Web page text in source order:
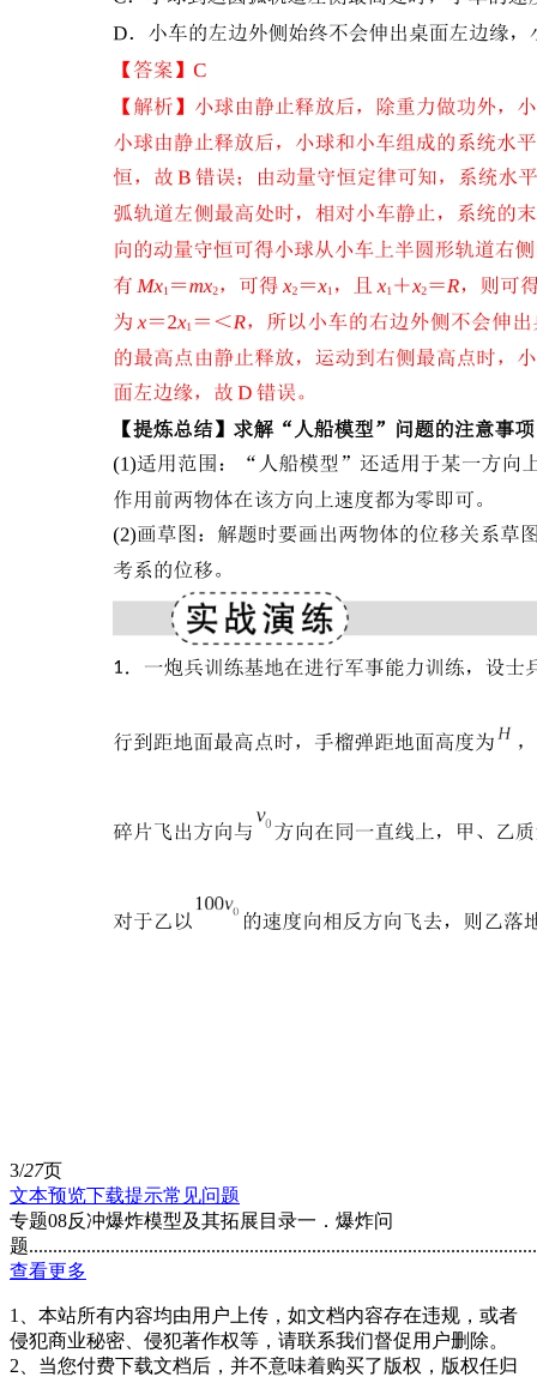
3/27页
文本预览下载提示常见问题
专题08反冲爆炸模型及其拓展目录一．爆炸问
题
查看更多
1、本站所有内容均由用户上传，如文档内容存在违规，或者
侵犯商业秘密、侵犯著作权等，请联系我们督促用户删除。
2、当您付费下载文档后，并不意味着购买了版权，版权任归